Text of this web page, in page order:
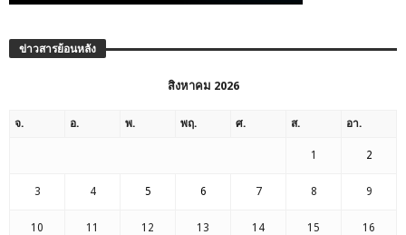
ข่าวสารย้อนหลัง
สิงหาคม 2026
จ. อ. พ. พฤ. ศ. ส. อา.
1 2
3 4 5 6 7 8 9
10 11 12 13 14 15 16